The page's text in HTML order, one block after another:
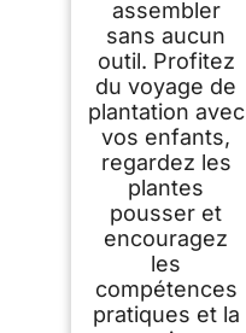
assembler
sans aucun
outil. Profitez
du voyage de
plantation avec
vos enfants,
regardez les
plantes
pousser et
encouragez
les
compétences
pratiques et la